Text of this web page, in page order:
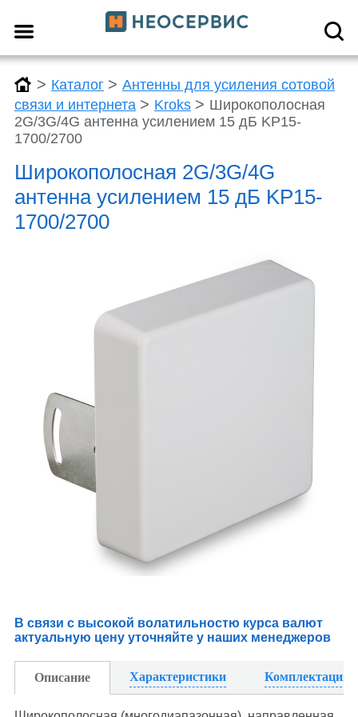
> Каталог > Антенны для усиления сотовой
связи и интернета > Kroks > Широкополосная
2G/3G/4G антенна усилением 15 дБ KP15-
1700/2700
Широкополосная 2G/3G/4G
антенна усилением 15 дБ KP15-
1700/2700
В связи с высокой волатильностю курса валют
актуальную цену уточняйте у наших менеджеров
Описание Характеристики Комплектация